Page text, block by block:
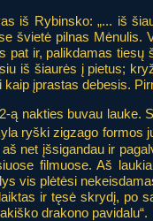
iš Rybinsko: „... iš
švietė pilnas
pat ir, palikdamas
iš šiaurės į pietus;
įprastas debesis.
ą nakties buvau
ryški zigzago formos
net įšsigandau ir
filmuose. Aš
vis plėtėsi
ir tęsė skrydį, po
drakono pavidalu“.